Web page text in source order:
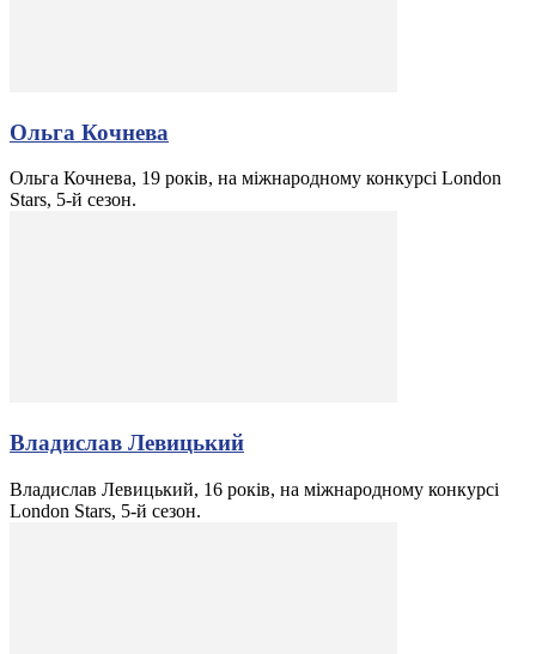
Ольга Кочнева
Ольга Кочнева, 19 років, на міжнародному конкурсі London
Stars, 5-й сезон.
Владислав Левицький
Владислав Левицький, 16 років, на міжнародному конкурсі
London Stars, 5-й сезон.